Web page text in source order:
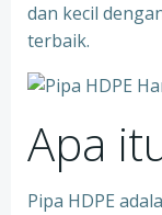
dan kecil
terbaik.
Apa
Pipa HDPE